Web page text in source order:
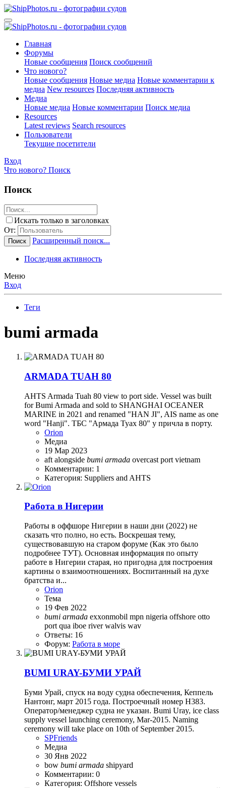
Главная
Форумы
Новые сообщения Поиск сообщений
Что нового?
Новые сообщения Новые медиа Новые комментарии к
медиа New resources Последняя активность
Медиа
Новые медиа Новые комментарии Поиск медиа
Resources
Latest reviews Search resources
Пользователи
Текущие посетители
Вход
Что нового? Поиск
Поиск
Искать только в заголовках
От:
Поиск Расширенный поиск...
Последняя активность
Меню
Вход
Теги
bumi armada
ARMADA TUAH 80
AHTS Armada Tuah 80 view to port side. Vessel was built
for Bumi Armada and sold to SHANGHAI OCEANER
MARINE in 2021 and renamed "HAN JI", AIS name as one
word "Hanji". ТБС "Армада Туах 80" у причла в порту.
Orion
Медиа
19 Мар 2023
aft alongside bumi armada overcast port vietnam
Комментарии: 1
Категория: Suppliers and AHTS
Работа в Нигерии
Работы в оффшоре Нигерии в наши дни (2022) не
сказать что полно, но есть. Воскрешая тему,
существовавшую на старом форуме (Как это было
подробнее ТУТ). Основная информация по опыту
работе в Нигерии старая, но пригодна для построения
картины о взаимоотношениях. Воспитанный на духе
братства и...
Orion
Тема
19 Фев 2022
bumi armada exxonmobil mpn nigeria offshore otto
port qua iboe riverwalvis wav
Ответы: 16
Форум: Работа в море
BUMI URAY-БУМИ УРАЙ
Буми Урай, спуск на воду судна обеспечения, Кеппель
Нантонг, март 2015 года. Построечный номер H383.
Оператор/менеджер судна не указан. Bumi Uray, ice class
supply vessel launching ceremony, Mar-2015. Naming
ceremony will take place on 10th of September 2015.
SPFriends
Медиа
30 Янв 2022
bow bumi armada shipyard
Комментарии: 0
Категория: Offshore vessels